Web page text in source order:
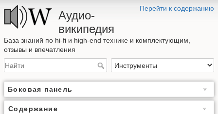
Перейти к содержанию
Аудио-
википедия
База знаний по hi-fi и high-end технике и комплектующим,
отзывы и впечатления
Боковая панель
Содержание